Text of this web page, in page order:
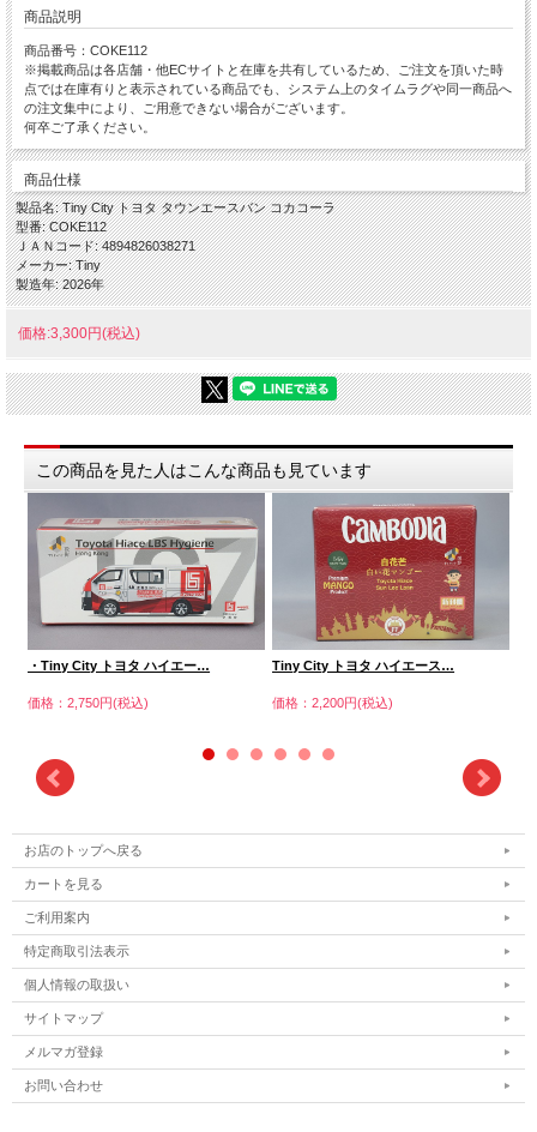
商品説明
商品番号：COKE112
※掲載商品は各店舗・他ECサイトと在庫を共有しているため、ご注文を頂いた時
点では在庫有りと表示されている商品でも、システム上のタイムラグや同一商品へ
の注文集中により、ご用意できない場合がございます。
何卒ご了承ください。
商品仕様
製品名: Tiny City トヨタ タウンエースバン コカコーラ
型番: COKE112
ＪＡＮコード: 4894826038271
メーカー: Tiny
製造年: 2026年
価格:3,300円(税込)
この商品を見た人はこんな商品も見ています
・Tiny City トヨタ ハイエー…
価格：2,750円(税込)
Tiny City トヨタ ハイエース…
価格：2,200円(税込)
お店のトップへ戻る
カートを見る
ご利用案内
特定商取引法表示
個人情報の取扱い
サイトマップ
メルマガ登録
お問い合わせ